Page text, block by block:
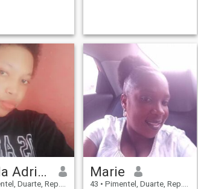
angela Adrián
Duarte, Rep.Dominicaine
Marie
43 • Pimentel, Duarte, Rep.Dominicaine